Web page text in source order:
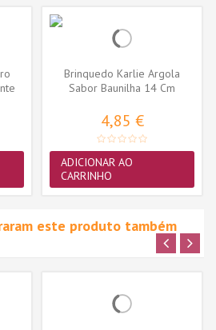
Brinquedo Karlie Argola
Sabor Baunilha 14 Cm
4,85 €
ADICIONAR AO
CARRINHO
este produto também